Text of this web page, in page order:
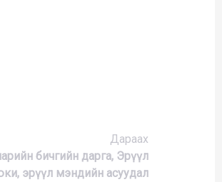
Дараах
бичгийн дарга, Эрүүл
эрүүл мэндийн асуудал